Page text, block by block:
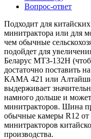
Вопрос-ответ
Подходит для
минитрактора или для
чем обычные
подойдет для
Беларус МТЗ-132Н
достаточно поставить
КАМА 421 или
выдерживает
намного дольше и может
минитракторов. Шина
обычные камеры R12
минитракторов
производства.